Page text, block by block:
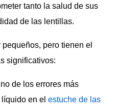
tanto la salud de sus
de las lentillas.
pero tienen el
significativos:
de los errores más
en el estuche de las